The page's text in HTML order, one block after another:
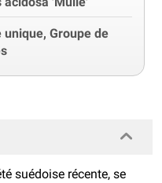
unique, Groupe de
suédoise récente, se